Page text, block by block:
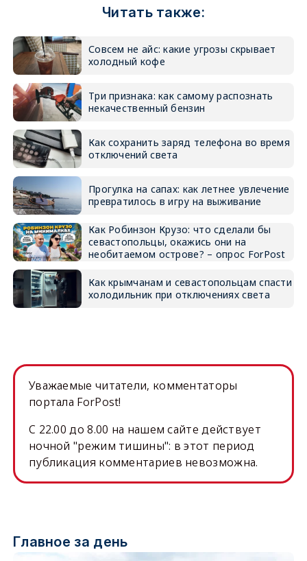
Читать также:
Совсем не айс: какие угрозы скрывает
холодный кофе
Три признака: как самому распознать
некачественный бензин
Как сохранить заряд телефона во время
отключений света
Прогулка на сапах: как летнее увлечение
превратилось в игру на выживание
Как Робинзон Крузо: что сделали бы
севастопольцы, окажись они на
необитаемом острове? – опрос ForPost
Как крымчанам и севастопольцам спасти
холодильник при отключениях света
Уважаемые читатели, комментаторы
портала ForPost!
C 22.00 до 8.00 на нашем сайте действует
ночной "режим тишины": в этот период
публикация комментариев невозможна.
Главное за день